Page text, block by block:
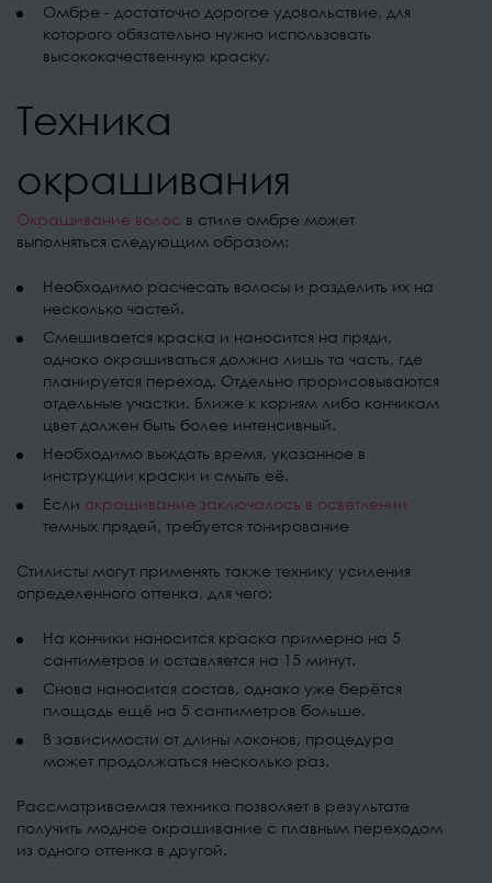
Омбре - достаточно дорогое удовольствие, для
которого обязательно нужно использовать
высококачественную краску.
Техника
окрашивания
Окрашивание волос в стиле омбре может
выполняться следующим образом:
Необходимо расчесать волосы и разделить их на
несколько частей.
Смешивается краска и наносится на пряди,
однако окрашиваться должна лишь та часть, где
планируется переход. Отдельно прорисовываются
отдельные участки. Ближе к корням либо кончикам
цвет должен быть более интенсивный.
Необходимо выждать время, указанное в
инструкции краски и смыть её.
Если окрашивание заключалось в осветлении
темных прядей, требуется тонирование
Стилисты могут применять также технику усиления
определенного оттенка, для чего:
На кончики наносится краска примерно на 5
сантиметров и оставляется на 15 минут.
Снова наносится состав, однако уже берётся
площадь ещё на 5 сантиметров больше.
В зависимости от длины локонов, процедура
может продолжаться несколько раз.
Рассматриваемая техника позволяет в результате
получить модное окрашивание с плавным переходом
из одного оттенка в другой.